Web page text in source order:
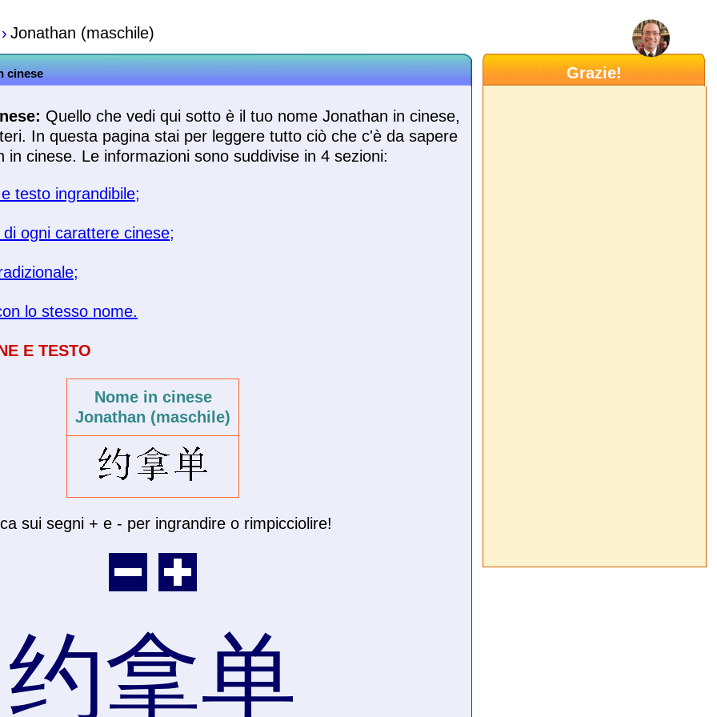
cinese
Quello che vedi qui sotto è il tuo nome Jonathan in cinese,
In questa pagina stai per leggere tutto ciò che c'è da sapere
in cinese. Le informazioni sono suddivise in 4 sezioni:
testo ingrandibile;
ogni carattere cinese;
lo stesso nome.
E TESTO
Nome in cinese
Jonathan (maschile)
sui segni + e - per ingrandire o rimpicciolire!
约拿单
Grazie!
Jonathan (maschile)